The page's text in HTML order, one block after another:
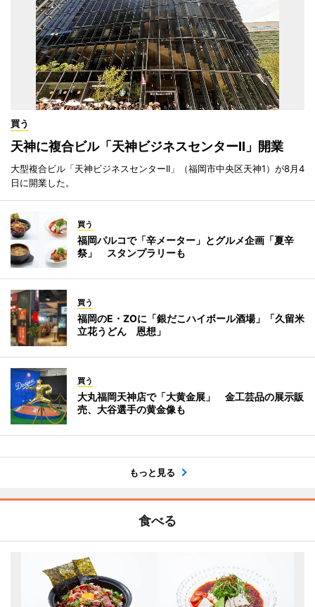
買う
天神に複合ビル「天神ビジネスセンターII」開業
大型複合ビル「天神ビジネスセンターII」（福岡市中央区天神1）が8月4
日に開業した。
買う
福岡パルコで「辛メーター」とグルメ企画「夏辛
祭」 スタンプラリーも
買う
福岡のE・ZOに「銀だこハイボール酒場」「久留米
立花うどん 恩想」
買う
大丸福岡天神店で「大黄金展」 金工芸品の展示販
売、大谷選手の黄金像も
もっと見る
食べる